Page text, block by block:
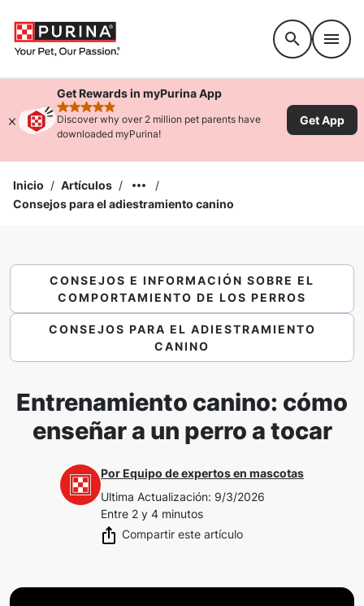
Get Rewards in myPurina App
rated 4.9 stars
Discover why over 2 million pet parents have
downloaded myPurina!
Get App
Inicio / Artículos /
/
Consejos para el adiestramiento canino
CONSEJOS E INFORMACIÓN SOBRE EL
COMPORTAMIENTO DE LOS PERROS
CONSEJOS PARA EL ADIESTRAMIENTO
CANINO
Entrenamiento canino: cómo
enseñar a un perro a tocar
PorEquipo de expertos en mascotas
Ultima Actualización: 9/3/2026
Entre 2 y 4 minutos
Compartir este artículo